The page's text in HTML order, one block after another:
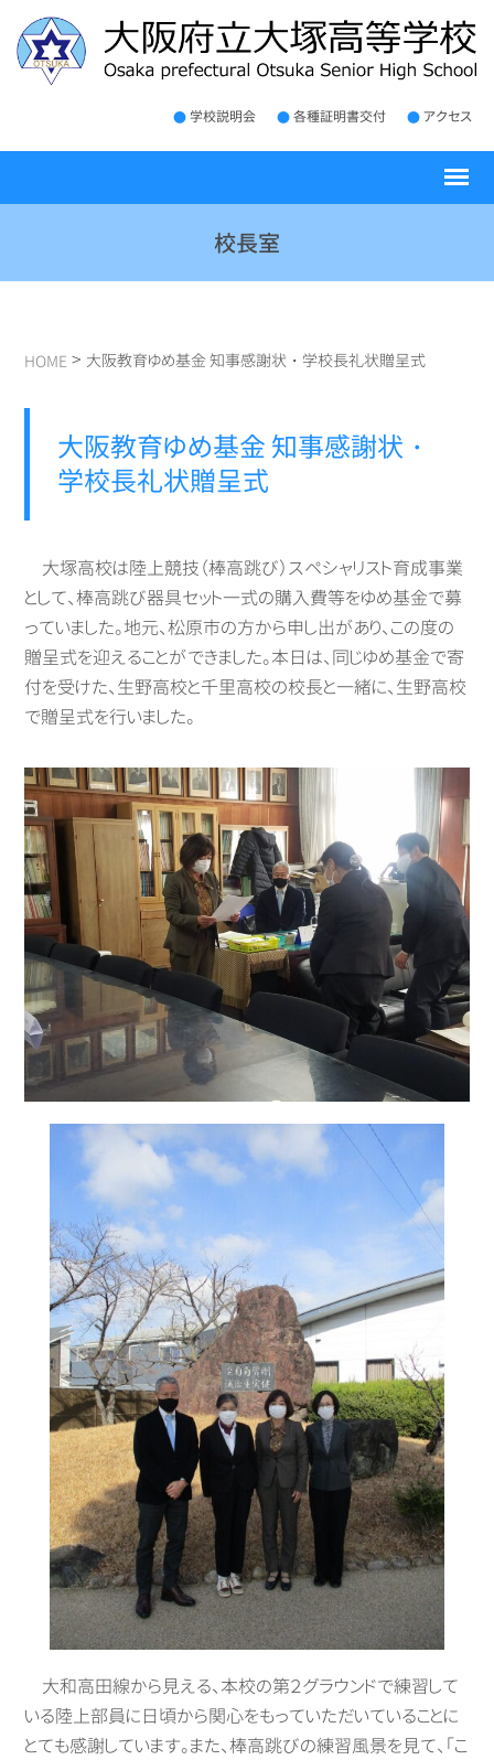
学校説明会 各種証明書交付 アクセス
校長室
HOME > 大阪教育ゆめ基金 知事感謝状・学校長礼状贈呈式
大阪教育ゆめ基金 知事感謝状・
学校長礼状贈呈式
大塚高校は陸上競技（棒高跳び）スペシャリスト育成事業
として、棒高跳び器具セット一式の購入費等をゆめ基金で募
っていました。地元、松原市の方から申し出があり、この度の
贈呈式を迎えることができました。本日は、同じゆめ基金で寄
付を受けた、生野高校と千里高校の校長と一緒に、生野高校
で贈呈式を行いました。
大和高田線から見える、本校の第２グラウンドで練習して
いる陸上部員に日頃から関心をもっていただいていることに
とても感謝しています。また、棒高跳びの練習風景を見て、「こ